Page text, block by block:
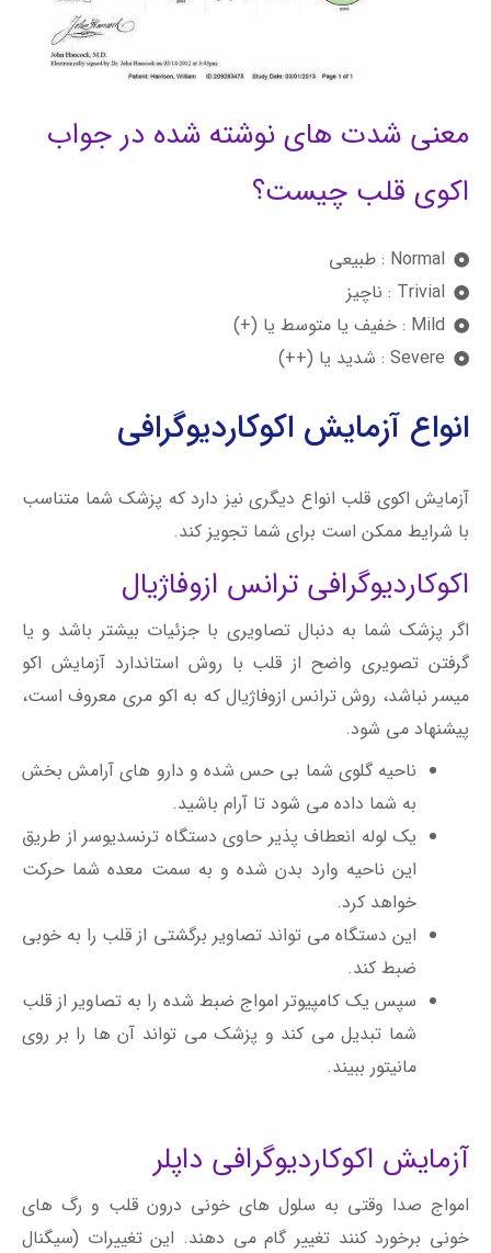
معنی شدت های نوشته شده در جواب
اکوی قلب چیست؟
Normal : طبیعی
Trivial : ناچیز
Mild : خفیف یا متوسط یا (+)
Severe : شدید یا (++)
انواع آزمایش اکوکاردیوگرافی
آزمایش اکوی قلب انواع دیگری نیز دارد که پزشک شما متناسب
با شرایط ممکن است برای شما تجویز کند.
اکوکاردیوگرافی ترانس ازوفاژیال
اگر پزشک شما به دنبال تصاویری با جزئیات بیشتر باشد و یا
گرفتن تصویری واضح از قلب با روش استاندارد آزمایش اکو
میسر نباشد، روش ترانس ازوفاژیال که به اکو مری معروف است،
پیشنهاد می شود.
ناحیه گلوی شما بی حس شده و دارو های آرامش بخش
به شما داده می شود تا آرام باشید.
یک لوله انعطاف پذیر حاوی دستگاه ترنسدیوسر از طریق
این ناحیه وارد بدن شده و به سمت معده شما حرکت
خواهد کرد.
این دستگاه می تواند تصاویر برگشتی از قلب را به خوبی
ضبط کند.
سپس یک کامپیوتر امواج ضبط شده را به تصاویر از قلب
شما تبدیل می کند و پزشک می تواند آن ها را بر روی
مانیتور ببیند.
آزمایش اکوکاردیوگرافی داپلر
امواج صدا وقتی به سلول های خونی درون قلب و رگ های
خونی برخورد کنند تغییر گام می دهند. این تغییرات (سیگنال